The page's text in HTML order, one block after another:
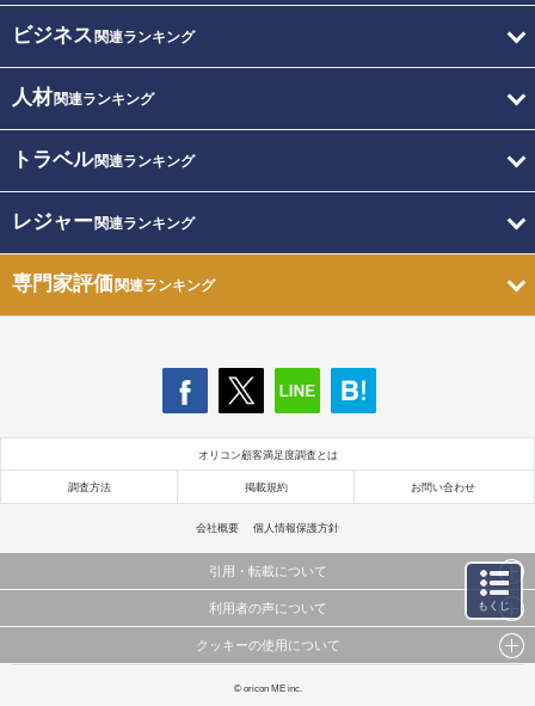
ビジネス 関連ランキング
人材関連ランキング
トラベル関連ランキング
レジャー関連ランキング
専門家評価関連ランキング
オリコン顧客満足度調査とは
調査方法 掲載規約 お問い合わせ
会社概要 個人情報保護方針
引用・転載について
当サイトで公開されている情報（文字、写真、イラスト、画像データ等）及びこれらの配置・
これらの情報を権利者の許可なく無断転載・複製などの二次利用を行うことは固く禁じており
利用者の声について
当サイトに掲載している内容はすべてサービスの利用者が提出された見解・感想です。
弊社の見解・ 意見ではないことをご理解いただいた上でご覧ください。
クッキーの使用について
このサイトでは Cookie を使用して、ユーザーに合わせたコンテンツや広告の表示、ソーシャル
© oricon ME inc.
もくじ